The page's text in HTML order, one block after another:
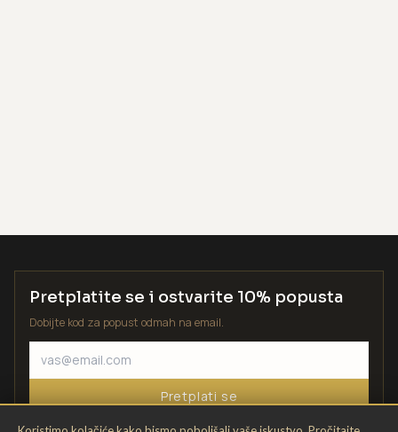
Pretplatite se i ostvarite 10% popusta
Dobijte kod za popust odmah na email.
Pretplati se